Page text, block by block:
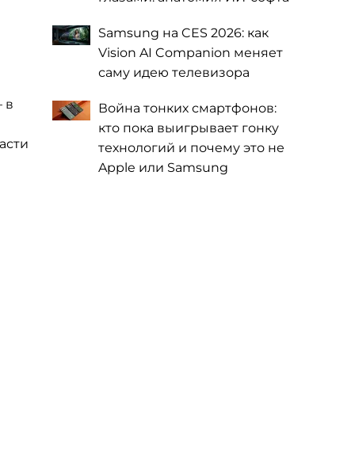
в
Samsung на CES 2026: как
Vision AI Companion меняет
саму идею телевизора
Война тонких смартфонов:
кто пока выигрывает гонку
технологий и почему это не
Apple или Samsung